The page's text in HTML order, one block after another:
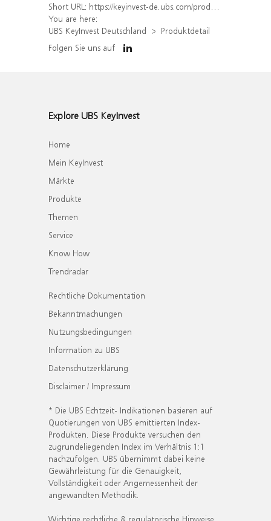
Short URL: https://keyinvest-de.ubs.com/produkt/detail/index/isin/DE000WA8ZZD2
You are here:
UBS KeyInvest Deutschland
Produktdetail
Folgen Sie uns auf
Explore UBS KeyInvest
Home
Mein KeyInvest
Märkte
Produkte
Themen
Service
Know How
Trendradar
Rechtliche Dokumentation
Bekanntmachungen
Nutzungsbedingungen
Information zu UBS
Datenschutzerklärung
Disclaimer / Impressum
* Die UBS Echtzeit- Indikationen basieren auf
Quotierungen von UBS emittierten Index-
Produkten. Diese Produkte versuchen den
zugrundeliegenden Index im Verhältnis 1:1
nachzufolgen. UBS übernimmt dabei keine
Gewährleistung für die Genauigkeit,
Vollständigkeit oder Angemessenheit der
angewandten Methodik.